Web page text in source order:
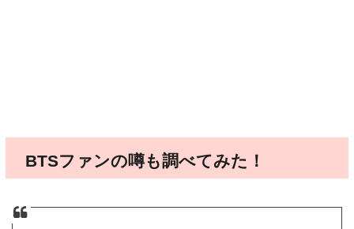
BTSファンの噂も調べてみた！